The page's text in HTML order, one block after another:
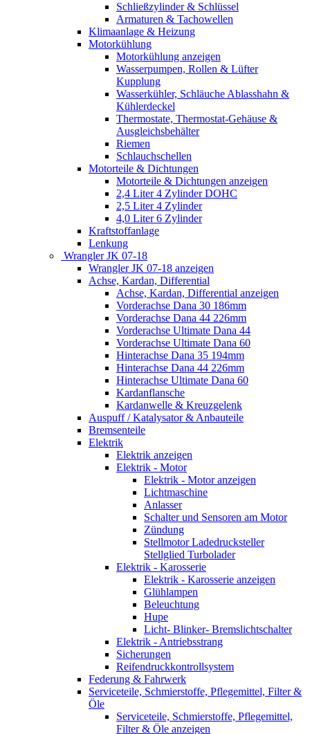
Schließzylinder & Schlüssel
Armaturen & Tachowellen
Klimaanlage & Heizung
Motorkühlung
Motorkühlung anzeigen
Wasserpumpen, Rollen & Lüfter
Kupplung
Wasserkühler, Schläuche Ablasshahn &
Kühlerdeckel
Thermostate, Thermostat-Gehäuse &
Ausgleichsbehälter
Riemen
Schlauchschellen
Motorteile & Dichtungen
Motorteile & Dichtungen anzeigen
2,4 Liter 4 Zylinder DOHC
2,5 Liter 4 Zylinder
4,0 Liter 6 Zylinder
Kraftstoffanlage
Lenkung
Wrangler JK 07-18
Wrangler JK 07-18 anzeigen
Achse, Kardan, Differential
Achse, Kardan, Differential anzeigen
Vorderachse Dana 30 186mm
Vorderachse Dana 44 226mm
Vorderachse Ultimate Dana 44
Vorderachse Ultimate Dana 60
Hinterachse Dana 35 194mm
Hinterachse Dana 44 226mm
Hinterachse Ultimate Dana 60
Kardanflansche
Kardanwelle & Kreuzgelenk
Auspuff / Katalysator & Anbauteile
Bremsenteile
Elektrik
Elektrik anzeigen
Elektrik - Motor
Elektrik - Motor anzeigen
Lichtmaschine
Anlasser
Schalter und Sensoren am Motor
Zündung
Stellmotor Ladedrucksteller
Stellglied Turbolader
Elektrik - Karosserie
Elektrik - Karosserie anzeigen
Glühlampen
Beleuchtung
Hupe
Licht- Blinker- Bremslichtschalter
Elektrik - Antriebsstrang
Sicherungen
Reifendruckkontrollsystem
Federung & Fahrwerk
Serviceteile, Schmierstoffe, Pflegemittel, Filter &
Öle
Serviceteile, Schmierstoffe, Pflegemittel,
Filter & Öle anzeigen